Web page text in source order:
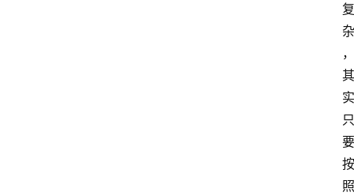
复
杂
，
其
实
只
要
按
照